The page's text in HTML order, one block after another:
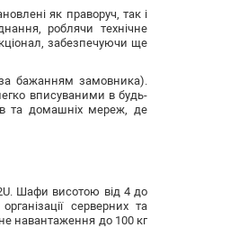
як праворуч, так і
роблячи технічне
забезпечуючи ще
бажанням замовника).
вписуваними в будь-
та домашніх мереж, де
Шафи висотою від 4 до
серверних та
навантаження до 100 кг